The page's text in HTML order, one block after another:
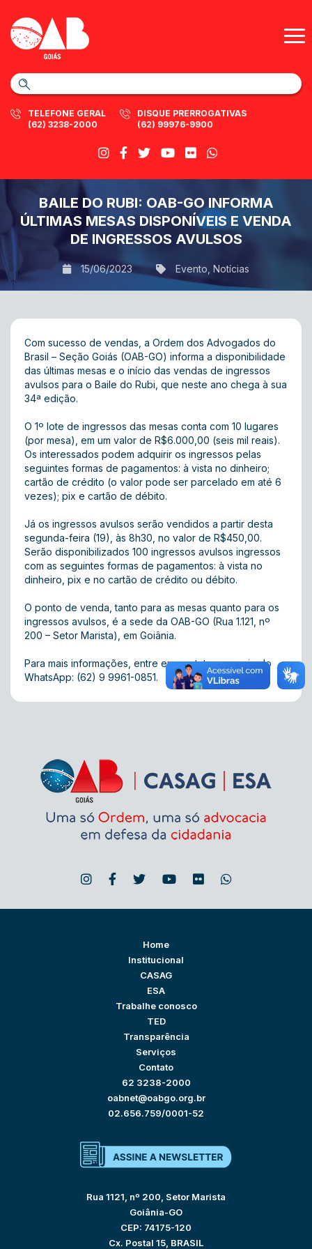
TELEFONE GERAL
(62) 3238-2000
DISQUE PRERROGATIVAS
(62) 99976-9900
BAILE DO RUBI: OAB-GO INFORMA
ÚLTIMAS MESAS DISPONÍVEIS E VENDA
DE INGRESSOS AVULSOS
15/06/2023 Evento Notícias
Com sucesso de vendas, a Ordem dos Advogados do
Brasil – Seção Goiás (OAB-GO) informa a disponibilidade
das últimas mesas e o início das vendas de ingressos
avulsos para o Baile do Rubi, que neste ano chega à sua
34ª edição.
O 1º lote de ingressos das mesas conta com 10 lugares
(por mesa), em um valor de R$6.000,00 (seis mil reais).
Os interessados podem adquirir os ingressos pelas
seguintes formas de pagamentos: à vista no dinheiro;
cartão de crédito (o valor pode ser parcelado em até 6
vezes); pix e cartão de débito.
Já os ingressos avulsos serão vendidos a partir desta
segunda-feira (19), às 8h30, no valor de R$450,00.
Serão disponibilizados 100 ingressos avulsos ingressos
com as seguintes formas de pagamentos: à vista no
dinheiro, pix e no cartão de crédito ou débito.
O ponto de venda, tanto para as mesas quanto para os
ingressos avulsos, é a sede da OAB-GO (Rua 1.121, nº
200 – Setor Marista), em Goiânia.
Para mais informações, entre em contato por meio do
WhatsApp: (62) 9 9961-0851.
Home
Institucional
CASAG
ESA
Trabalhe conosco
TED
Transparência
Serviços
Contato
62 3238-2000
oabnet@oabgo.org.br
02.656.759/0001-52
Rua 1121, nº 200, Setor Marista
Goiânia-GO
CEP: 74175-120
Cx. Postal 15, BRASIL